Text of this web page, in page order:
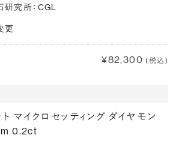
研究所：CGL
更
¥82,300 (税込)
マイクロセッティング ダイヤモン
0.2ct